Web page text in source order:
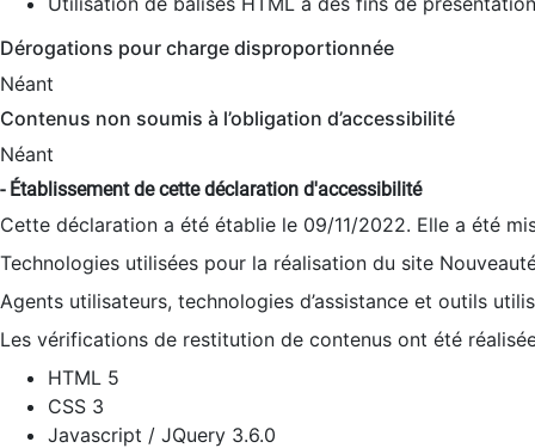
Dérogations pour charge disproportionnée
Néant
Contenus non soumis à l’obligation d’accessibilité
Néant
- Établissement de cette déclaration d'accessibilité
Cette déclaration a été établie le 09/11/2022. Elle a été
Technologies utilisées pour la réalisation du site
Agents utilisateurs, technologies d’assistance et outils
Les vérifications de restitution de contenus ont été
HTML 5
CSS 3
Javascript / JQuery 3.6.0